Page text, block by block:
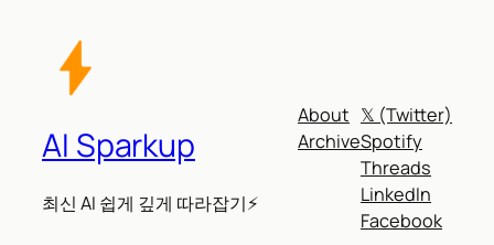
AI Sparkup
최신 AI 쉽게 깊게 따라잡기⚡
About
Archive
𝕏 (Twitter)
Spotify
Threads
LinkedIn
Facebook